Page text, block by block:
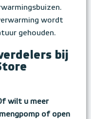
wordt
gehouden.
bij
wilt u meer
of open